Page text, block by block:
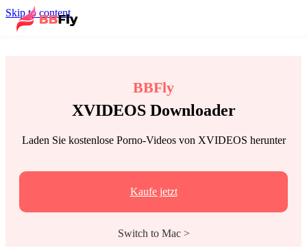
Skip to content
BBFly
XVIDEOS Downloader
Laden Sie kostenlose Porno-Videos von XVIDEOS herunter
Kaufe jetzt
Switch to Mac >